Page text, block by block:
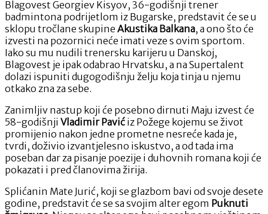
Blagovest Georgiev Kisyov, 36-godišnji trener
badmintona podrijetlom iz Bugarske, predstavit će se u
sklopu tročlane skupine Akustika Balkana, a ono što će
izvesti na pozornici neće imati veze s ovim sportom.
Iako su mu nudili trenersku karijeru u Danskoj,
Blagovest je ipak odabrao Hrvatsku, a na Supertalent
dolazi ispuniti dugogodišnju želju koja tinja u njemu
otkako zna za sebe.
Zanimljiv nastup koji će posebno dirnuti Maju izvest će
58-godišnji Vladimir Pavić iz Požege kojemu se život
promijenio nakon jedne prometne nesreće kada je,
tvrdi, doživio izvantjelesno iskustvo, a od tada ima
poseban dar za pisanje poezije i duhovnih romana koji će
pokazati i pred članovima žirija.
Splićanin Mate Jurić, koji se glazbom bavi od svoje desete
godine, predstavit će se sa svojim alter egom Puknuti